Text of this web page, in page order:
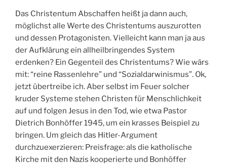
Das Christentum Abschaffen heißt ja dann auch,
möglichst alle Werte des Christentums auszurotten
und dessen Protagonisten. Vielleicht kann man ja aus
der Aufklärung ein allheilbringendes System
erdenken? Ein Gegenteil des Christentums? Wie wärs
mit: “reine Rassenlehre” und “Sozialdarwinismus”. Ok,
jetzt übertreibe ich. Aber selbst im Feuer solcher
kruder Systeme stehen Christen für Menschlichkeit
auf und folgen Jesus in den Tod, wie etwa Pastor
Dietrich Bonhöffer 1945, um ein krasses Beispiel zu
bringen. Um gleich das Hitler-Argument
durchzuexerzieren: Preisfrage: als die katholische
Kirche mit den Nazis kooperierte und Bonhöffer